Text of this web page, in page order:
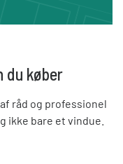
du køber
råd og professionel
ikke bare et vindue.